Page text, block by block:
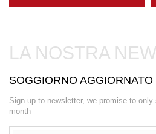
LA NOSTRA
SOGGIORNO AGGIORNATO
Sign up to newsletter, we promise to
month